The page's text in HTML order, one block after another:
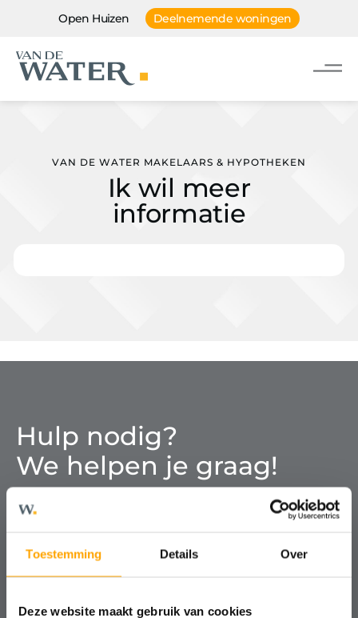
Toestemming Details Over
Deze website maakt gebruik van cookies
Open Huizen Deelnemende woningen
VAN DE WATER MAKELAARS & HYPOTHEKEN
Ik wil meer
informatie
Hulp nodig?
We helpen je graag!
Kosteloos, vrijblijvend en altijd met